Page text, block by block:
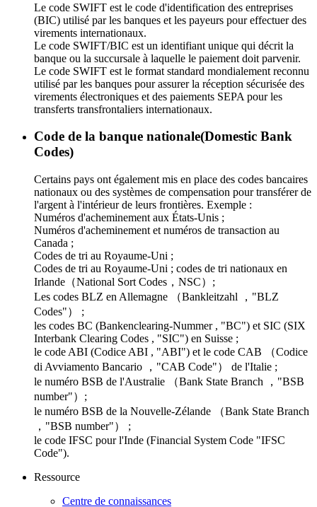
Le code SWIFT est le code d'identification des entreprises
(BIC) utilisé par les banques et les payeurs pour effectuer des
virements internationaux.
Le code SWIFT/BIC est un identifiant unique qui décrit la
banque ou la succursale à laquelle le paiement doit parvenir.
Le code SWIFT est le format standard mondialement reconnu
utilisé par les banques pour assurer la réception sécurisée des
virements électroniques et des paiements SEPA pour les
transferts transfrontaliers internationaux.
Code de la banque nationale(Domestic Bank
Codes)
Certains pays ont également mis en place des codes bancaires
nationaux ou des systèmes de compensation pour transférer de
l'argent à l'intérieur de leurs frontières. Exemple :
Numéros d'acheminement aux États-Unis ;
Numéros d'acheminement et numéros de transaction au
Canada ;
Codes de tri au Royaume-Uni ;
Codes de tri au Royaume-Uni ; codes de tri nationaux en
Irlande（National Sort Codes，NSC）;
Les codes BLZ en Allemagne （Bankleitzahl ，"BLZ
Codes"） ;
les codes BC (Bankenclearing-Nummer , "BC") et SIC (SIX
Interbank Clearing Codes , "SIC") en Suisse ;
le code ABI (Codice ABI , "ABI") et le code CAB （Codice
di Avviamento Bancario ，"CAB Code"） de l'Italie ;
le numéro BSB de l'Australie （Bank State Branch ，"BSB
number"）;
le numéro BSB de la Nouvelle-Zélande （Bank State Branch
，"BSB number"） ;
le code IFSC pour l'Inde (Financial System Code "IFSC
Code").
Ressource
Centre de connaissances